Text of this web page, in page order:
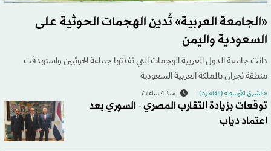
«الجامعة العربية» تُدين الهجمات الحوثية على
السعودية واليمن
دانت جامعة الدول العربية الهجمات التي نفذتها جماعة الحوثيين واستهدفت
منطقة نجران بالمملكة العربية السعودية
«الشرق الأوسط» (القاهرة ) منذ 4 ساعات
توقعات بزيادة التقارب المصري - السوري بعد
اعتماد دياب